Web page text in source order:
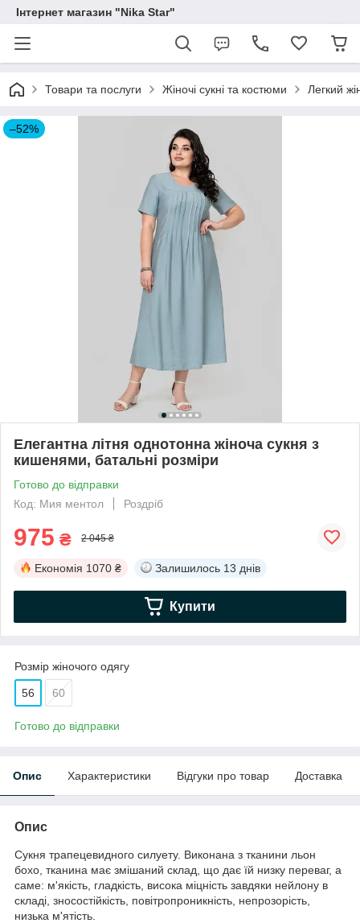
Інтернет магазин "Nika Star"
Товари та послуги Жіночі сукні та костюми Легкий
–52%
Елегантна літня однотонна жіноча сукня з
кишенями, батальні розміри
Готово до відправки
Код: Мия ментол
Роздріб
975 ₴ 2 045 ₴
Економія 1070 ₴ Залишилось 13 днів
Купити
Розмір жіночого одягу
56 60
Готово до відправки
Опис Характеристики Відгуки про товар Доставка
Опис
Сукня трапецевидного силуету. Виконана з тканини льон
бохо, тканина має змішаний склад, що дає їй низку переваг, а
саме: м'якість, гладкість, висока міцність завдяки нейлону в
складі, зносостійкість, повітропроникність, непрозорість,
низька м'ятість.